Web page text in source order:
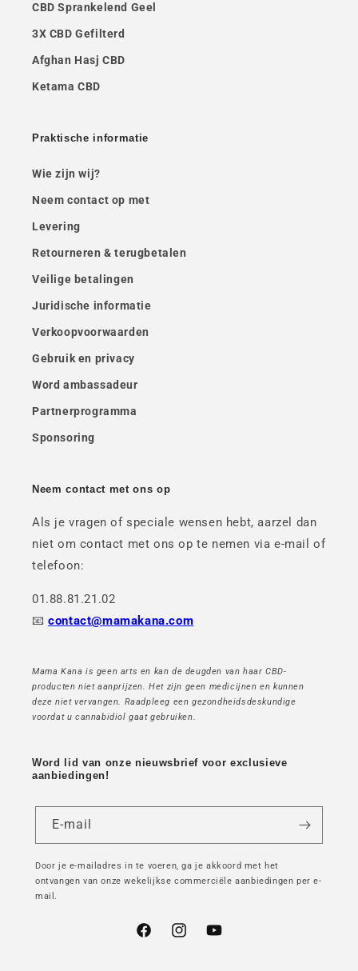
CBD Sprankelend Geel
3X CBD Gefilterd
Afghan Hasj CBD
Ketama CBD
Praktische informatie
Wie zijn wij?
Neem contact op met
Levering
Retourneren & terugbetalen
Veilige betalingen
Juridische informatie
Verkoopvoorwaarden
Gebruik en privacy
Word ambassadeur
Partnerprogramma
Sponsoring
Neem contact met ons op
Als je vragen of speciale wensen hebt, aarzel dan
niet om contact met ons op te nemen via e-mail of
telefoon:
01.88.81.21.02
📧contact@mamakana.com
Mama Kana is geen arts en kan de deugden van haar CBD-
producten niet aanprijzen. Het zijn geen medicijnen en kunnen
deze niet vervangen. Raadpleeg een gezondheidsdeskundige
voordat u cannabidiol gaat gebruiken.
Word lid van onze nieuwsbrief voor exclusieve
aanbiedingen!
E-mail
Door je e-mailadres in te voeren, ga je akkoord met het
ontvangen van onze wekelijkse commerciële aanbiedingen per e-
mail.
FacebookInstagramYouTube